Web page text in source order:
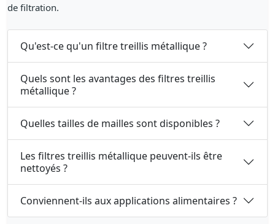
de filtration.
Qu'est-ce qu'un filtre treillis métallique ?
Quels sont les avantages des filtres treillis
métallique ?
Quelles tailles de mailles sont disponibles ?
Les filtres treillis métallique peuvent-ils être
nettoyés ?
Conviennent-ils aux applications alimentaires ?